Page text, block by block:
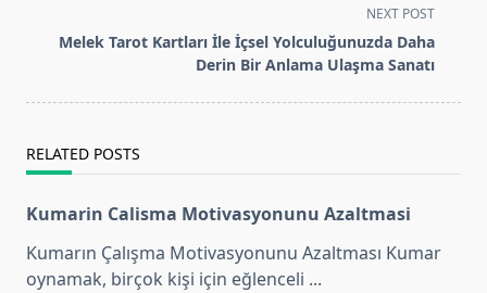
screen-
NEXT POST
Melek Tarot Kartları İle İçsel Yolculuğunuzda Daha
Derin Bir Anlama Ulaşma Sanatı
RELATED POSTS
Kumarin Calisma Motivasyonunu Azaltmasi
Kumarın Çalışma Motivasyonunu Azaltması Kumar
oynamak, birçok kişi için eğlenceli ...